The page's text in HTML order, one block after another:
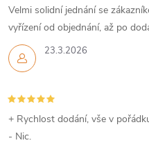
23.3.2026
Velmi solidní jednání se
vyřízení od objednání, až po
+ Rychlost dodání, vše v
- Nic.